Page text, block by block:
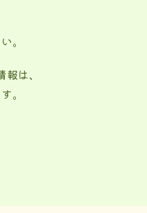
。
は、
。